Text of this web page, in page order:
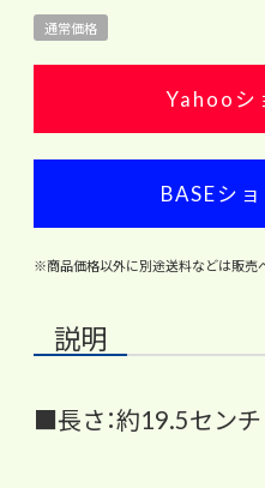
通常価格
Yahooシ
BASEシ
※商品価格以外に別途送料などは販売
説明
■長さ：約19.5センチ